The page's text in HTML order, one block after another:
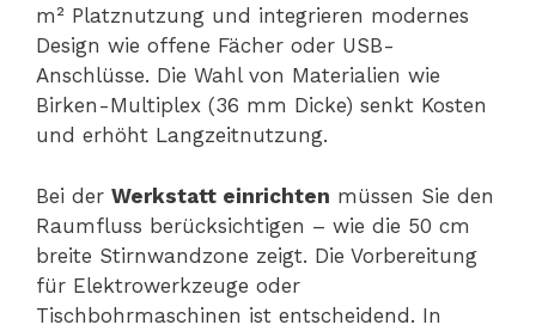
m² Platznutzung und integrieren modernes
Design wie offene Fächer oder USB-
Anschlüsse. Die Wahl von Materialien wie
Birken-Multiplex (36 mm Dicke) senkt Kosten
und erhöht Langzeitnutzung.
Bei der Werkstatt einrichten müssen Sie den
Raumfluss berücksichtigen – wie die 50 cm
breite Stirnwandzone zeigt. Die Vorbereitung
für Elektrowerkzeuge oder
Tischbohrmaschinen ist entscheidend. In